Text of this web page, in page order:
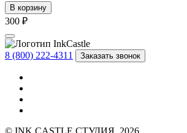
В корзину
300 ₽
8 (800) 222-4311 Заказать звонок
© INK CASTLE СТУДИЯ, 2026